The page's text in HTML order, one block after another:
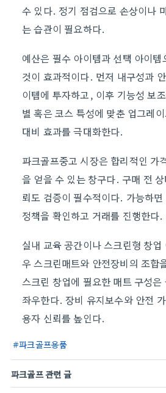
수 있다. 정기 점검으로 손상이나
는 습관이 필요하다.
예산은 필수 아이템과 선택 아이
것이 효과적이다. 먼저 내구성과
이템에 투자하고, 이후 기능성 보
별 혹은 코스 특성에 맞춘 업그레
대비 효과를 극대화한다.
파크골프중고 시장은 합리적인 가
을 얻을 수 있는 창구다. 구매 전
뢰도 검증이 필수적이다. 가능하
정책을 확인하고 거래를 진행한다.
실내 교육 공간이나 스크린형 창
우 스크린매트와 안전장비의 조합
스크린 창업에 필요한 매트 구성
좌우한다. 장비 유지보수와 안전
용자 신뢰를 높인다.
파크골프용품
파크골프 관련 글